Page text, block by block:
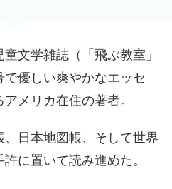
文学雑誌（「飛ぶ教室」
優しい爽やかなエッセ
メリカ在住の著者。
日本地図帳、そして世界
に置いて読み進めた。